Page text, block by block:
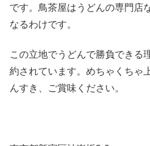
です。鳥茶屋はうどんの専門店
なるわけです。
この立地でうどんで勝負できる
約されています。めちゃくちゃ
んすき、ご賞味ください。